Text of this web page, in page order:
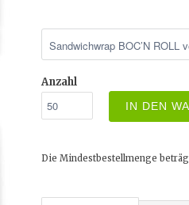
Anzahl
IN DEN
Die Mindestbestellmenge